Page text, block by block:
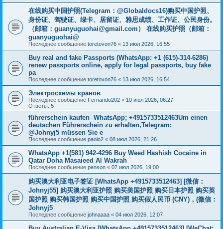
在线购买中国护照(Telegram：@Globaldocs16)购买中国护照、
身份证、驾驶证、绿卡、居留证、雅思成绩、工作证、公民身份。
（邮箱： guanyuguohai@gmail.com ） 在线购买护照（邮箱：
guanyuguohai@
Последнее сообщение toretovon76 « 13 июл 2026, 16:55
Buy real and fake Passports (WhatsApp: +1 (615)-314-6286)
renew passports online, apply for legal passports, buy fake
pa
Последнее сообщение toretovon76 « 13 июл 2026, 16:54
Электросхемы кранов
Последнее сообщение Fernando202 « 10 июл 2026, 06:27
Ответы: 5
führerschein kaufen WhatsApp; +4915733512463Um einen
deutschen Führerschein zu erhalten,Telegram;
@Johnyj5 müssen Sie e
Последнее сообщение paolo2 « 08 июл 2026, 21:26
WhatsApp +1(581) 942-4296 Buy Weed Hashish Cocaine in
Qatar Doha Masaieed Al Wakrah
Последнее сообщение penson « 07 июл 2026, 19:00
购买澳大利亚电子签证 [WhatsApp +4915733512463] [微信：
Johnyj55] 购买澳大利亚护照 购买美国护照 购买日本护照 购买英
国护照 购买韩国护照 购买中国护照 购买假人民币 (CNY)，(微信：
Johnyj5
Последнее сообщение johnaaaa « 04 июл 2026, 12:07